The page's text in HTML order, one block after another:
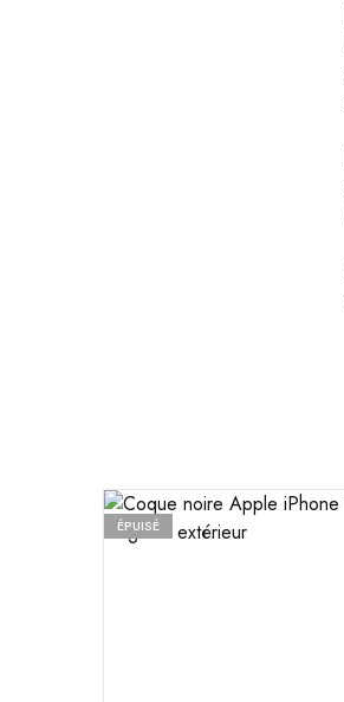
ÉPUISÉ